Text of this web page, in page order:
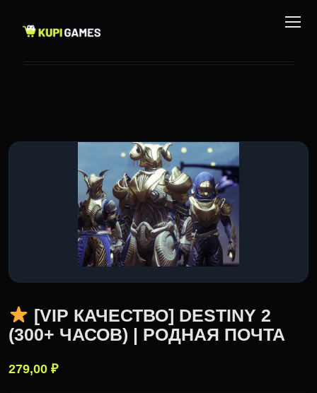
[VIP КАЧЕСТВО] DESTINY 2
(300+ ЧАСОВ) | РОДНАЯ ПОЧТА
279,00 ₽